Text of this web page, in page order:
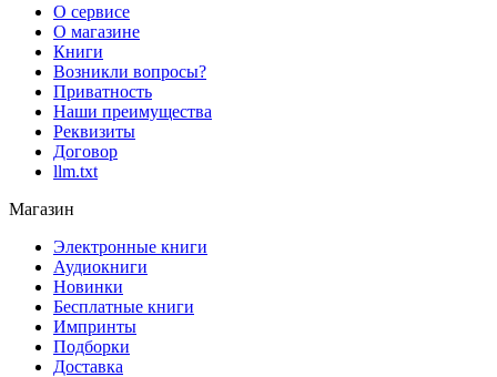
О сервисе
О магазине
Книги
Возникли вопросы?
Приватность
Наши преимущества
Реквизиты
Договор
llm.txt
Магазин
Электронные книги
Аудиокниги
Новинки
Бесплатные книги
Импринты
Подборки
Доставка